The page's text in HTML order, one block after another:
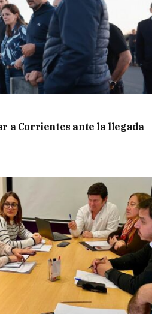
a Corrientes ante la llegada